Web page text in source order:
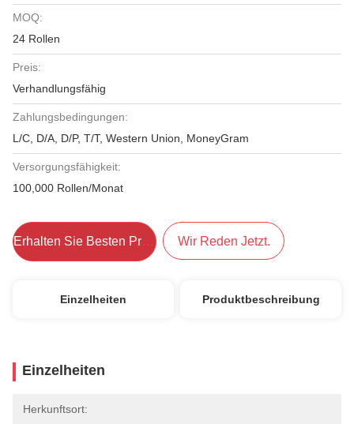
MOQ:
24 Rollen
Preis:
Verhandlungsfähig
Zahlungsbedingungen:
L/C, D/A, D/P, T/T, Western Union, MoneyGram
Versorgungsfähigkeit:
100,000 Rollen/Monat
Erhalten Sie Besten Preis Wir Reden Jetzt.
Einzelheiten Produktbeschreibung
Einzelheiten
Herkunftsort: